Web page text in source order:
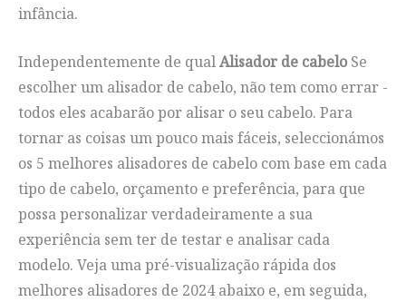
infância.
Independentemente de qualAlisador de cabelo Se
escolher um alisador de cabelo, não tem como errar -
todos eles acabarão por alisar o seu cabelo. Para
tornar as coisas um pouco mais fáceis, seleccionámos
os 5 melhores alisadores de cabelo com base em cada
tipo de cabelo, orçamento e preferência, para que
possa personalizar verdadeiramente a sua
experiência sem ter de testar e analisar cada
modelo. Veja uma pré-visualização rápida dos
melhores alisadores de 2024 abaixo e, em seguida,